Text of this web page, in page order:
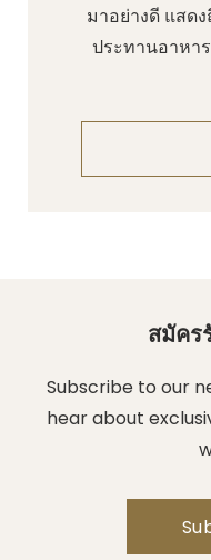
มาอย่างดี แสด
ประทานอาหา
สมัคร
Subscribe to our
hear about